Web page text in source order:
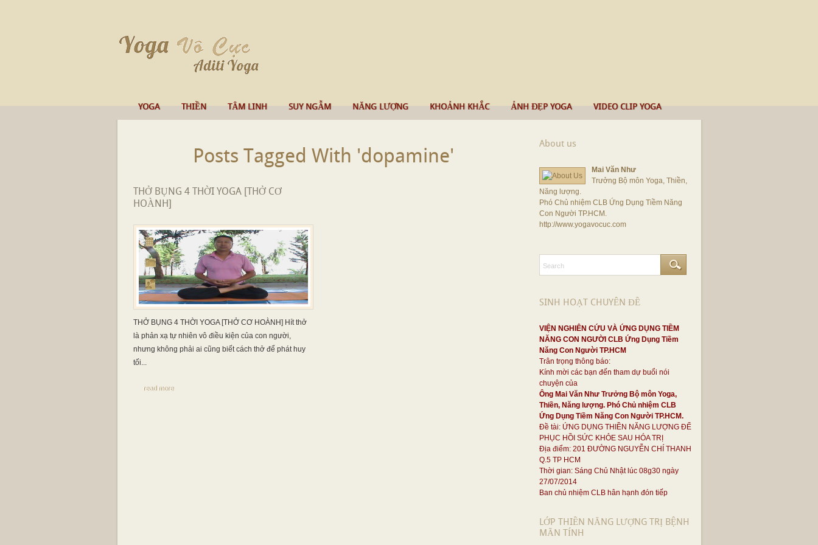
YOGA THIỀN TÂM LINH SUY NGẪM NĂNG LƯỢNG KHOẢNH KHẮC ẢNH ĐẸP YOGA VIDEO CLIP YOGA
Posts Tagged With 'dopamine'
THỞ BỤNG 4 THỜI YOGA [THỞ CƠ
HOÀNH]
THỞ BỤNG 4 THỜI YOGA [THỞ CƠ HOÀNH] Hít thở
là phản xạ tự nhiên vô điều kiện của con người,
nhưng không phải ai cũng biết cách thở để phát huy
tối...
read more
About us
Mai Văn Như
Trưởng Bộ môn Yoga, Thiền,
Năng lượng.
Phó Chủ nhiệm CLB Ứng Dụng Tiềm Năng
Con Người TP.HCM.
http://www.yogavocuc.com
SINH HOẠT CHUYÊN ĐỀ
VIỆN NGHIÊN CỨU VÀ ỨNG DỤNG TIỀM
NĂNG CON NGƯỜI CLB Ứng Dụng Tiềm
Năng Con Người TP.HCM
Trân trọng thông báo:
Kính mời các bạn đến tham dự buổi nói
chuyện của
Ông Mai Văn Như Trưởng Bộ môn Yoga,
Thiền, Năng lượng. Phó Chủ nhiệm CLB
Ứng Dụng Tiềm Năng Con Người TP.HCM.
Đề tài: ỨNG DỤNG THIỀN NĂNG LƯỢNG ĐỂ
PHỤC HỒI SỨC KHỎE SAU HÓA TRỊ
Địa điểm: 201 ĐƯỜNG NGUYỄN CHÍ THANH
Q.5 TP HCM
Thời gian: Sáng Chủ Nhật lúc 08g30 ngày
27/07/2014
Ban chủ nhiệm CLB hân hạnh đón tiếp
LỚP THIỀN NĂNG LƯỢNG TRỊ BỆNH
MÃN TÍNH